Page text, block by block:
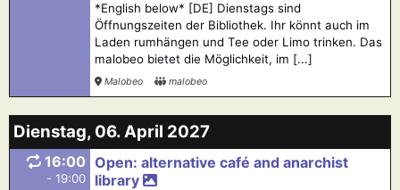
*English below* [DE] Dienstags sind
Öffnungszeiten der Bibliothek. Ihr könnt auch im
Laden rumhängen und Tee oder Limo trinken. Das
malobeo bietet die Möglichkeit, im [...]
Malobeo malobeo
Dienstag, 06. April 2027
16:00
- 19:00
Open: alternative café and anarchist
library